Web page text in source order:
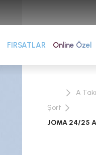
FIRSATLAR Online Özel
A
Şort
JOMA 24/25